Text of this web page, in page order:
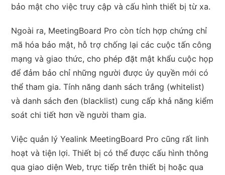
bảo mật cho việc truy cập và cấu hình thiết bị từ xa.
Ngoài ra, MeetingBoard Pro còn tích hợp chứng chỉ
mã hóa bảo mật, hỗ trợ chống lại các cuộc tấn công
mạng và giao thức, cho phép đặt mật khẩu cuộc họp
để đảm bảo chỉ những người được ủy quyền mới có
thể tham gia. Tính năng danh sách trắng (whitelist)
và danh sách đen (blacklist) cung cấp khả năng kiểm
soát chi tiết hơn về người tham gia.
Việc quản lý Yealink MeetingBoard Pro cũng rất linh
hoạt và tiện lợi. Thiết bị có thể được cấu hình thông
qua giao diện Web, trực tiếp trên thiết bị hoặc qua